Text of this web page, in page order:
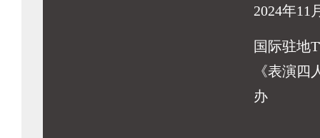
2024年11
国际驻地
《表演
办